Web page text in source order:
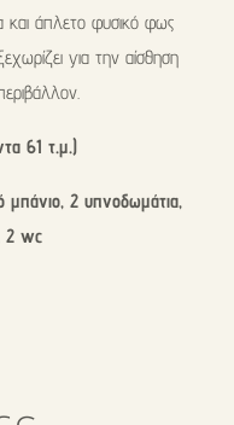
και άπλετο φυσικό φως
για την αίσθηση
61 τ.μ.)
μπάνιο, 2 υπνοδωμάτια,
2 wc